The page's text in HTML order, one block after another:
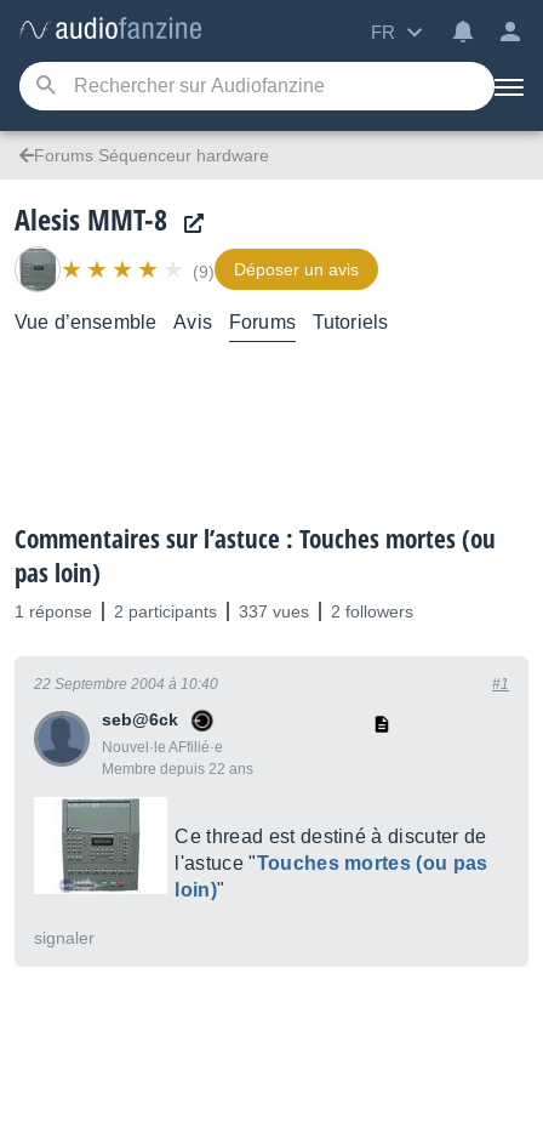
FR
Forums Séquenceur hardware
Alesis MMT-8
(9) Déposer un avis
Vue d’ensemble Avis Forums Tutoriels
Commentaires sur l’astuce : Touches mortes (ou
pas loin)
1 réponse 2 participants 337 vues 2 followers
seb@6ck
Nouvel·le AFfilié·e
Membre depuis 22 ans
22 Septembre 2004 à 10:40 #1
Ce thread est destiné à discuter de
l'astuce "Touches mortes (ou pas
loin)"
signaler